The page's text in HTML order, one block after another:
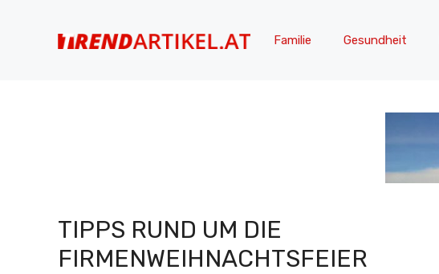
Familie Gesundheit
TIPPS RUND UM DIE
FIRMENWEIHNACHTSFEIER